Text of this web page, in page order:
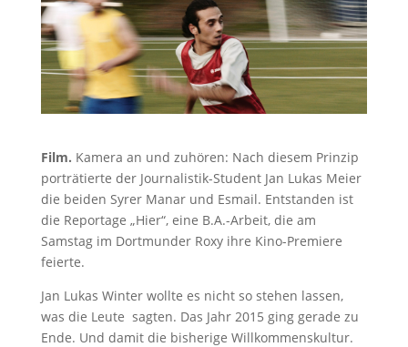
Film. Kamera an und zuhören: Nach diesem Prinzip
porträtierte der Journalistik-Student Jan Lukas Meier
die beiden Syrer Manar und Esmail. Entstanden ist
die Reportage „Hier“, eine B.A.-Arbeit, die am
Samstag im Dortmunder Roxy ihre Kino-Premiere
feierte.
Jan Lukas Winter wollte es nicht so stehen lassen,
was die Leute sagten. Das Jahr 2015 ging gerade zu
Ende. Und damit die bisherige Willkommenskultur.